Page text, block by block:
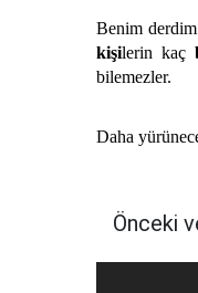
Benim derdim
kişilerin kaç
bilemezler.
Daha
Önceki